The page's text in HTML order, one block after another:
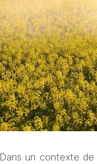
Dans un contexte